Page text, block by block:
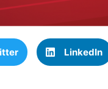
LinkedIn